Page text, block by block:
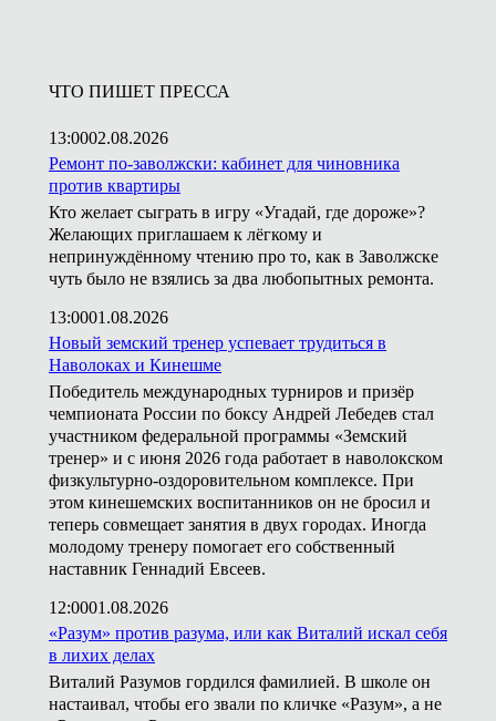
ЧТО ПИШЕТ ПРЕССА
13:0002.08.2026
Ремонт по-заволжски: кабинет для чиновника
против квартиры
Кто желает сыграть в игру «Угадай, где дороже»?
Желающих приглашаем к лёгкому и
непринуждённому чтению про то, как в Заволжске
чуть было не взялись за два любопытных ремонта.
13:0001.08.2026
Новый земский тренер успевает трудиться в
Наволоках и Кинешме
Победитель международных турниров и призёр
чемпионата России по боксу Андрей Лебедев стал
участником федеральной программы «Земский
тренер» и с июня 2026 года работает в наволокском
физкультурно-оздоровительном комплексе. При
этом кинешемских воспитанников он не бросил и
теперь совмещает занятия в двух городах. Иногда
молодому тренеру помогает его собственный
наставник Геннадий Евсеев.
12:0001.08.2026
«Разум» против разума, или как Виталий искал себя
в лихих делах
Виталий Разумов гордился фамилией. В школе он
настаивал, чтобы его звали по кличке «Разум», а не